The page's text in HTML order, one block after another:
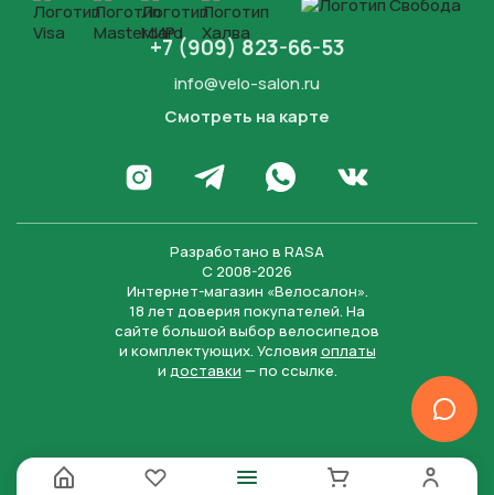
+7 (909) 823-66-53
info@velo-salon.ru
Смотреть на карте
Перейти в Инстаграм
Написать в Телеграм
Написать в WhatsApp
Перейти во
Разработано в RASA
С 2008-2026
Интернет-магазин «Велосалон».
18 лет доверия покупателей. На
сайте большой выбор велосипедов
и комплектующих. Условия оплаты
и доставки — по ссылке.
Нажимая на кнопку “Отправить заявку”, вы даете
согласие на обработку персональных данных и